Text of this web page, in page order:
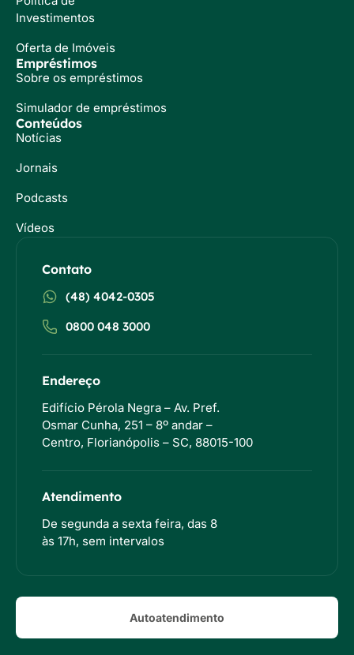
Investimentos
Oferta de Imóveis
Empréstimos
Sobre os empréstimos
Simulador de empréstimos
Conteúdos
Notícias
Jornais
Podcasts
Vídeos
Contato
(48) 4042-0305
0800 048 3000
Endereço
Edifício Pérola Negra – Av. Pref.
Osmar Cunha, 251 – 8º andar –
Centro, Florianópolis – SC, 88015-100
Atendimento
De segunda a sexta feira, das 8
às 17h, sem intervalos
Autoatendimento